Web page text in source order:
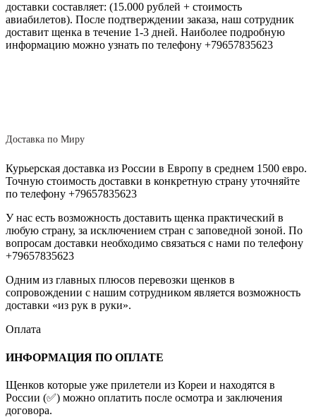
доставки составляет: (15.000 рублей + стоимость
авиабилетов). После подтверждении заказа, наш сотрудник
доставит щенка в течение 1-3 дней. Наиболее подробную
информацию можно узнать по телефону +79657835623
Доставка по Миру
Курьерская доставка из России в Европу в среднем 1500 евро.
Точную стоимость доставки в конкретную страну уточняйте
по телефону +79657835623
У нас есть возможность доставить щенка практический в
любую страну, за исключением стран с заповедной зоной. По
вопросам доставки необходимо связаться с нами по телефону
+79657835623
Одним из главных плюсов перевозки щенков в
сопровождении с нашим сотрудником является возможность
доставки «из рук в руки».
Оплата
ИНФОРМАЦИЯ ПО ОПЛАТЕ
Щенков которые уже прилетели из Кореи и находятся в
России (✅) можно оплатить после осмотра и заключения
договора.